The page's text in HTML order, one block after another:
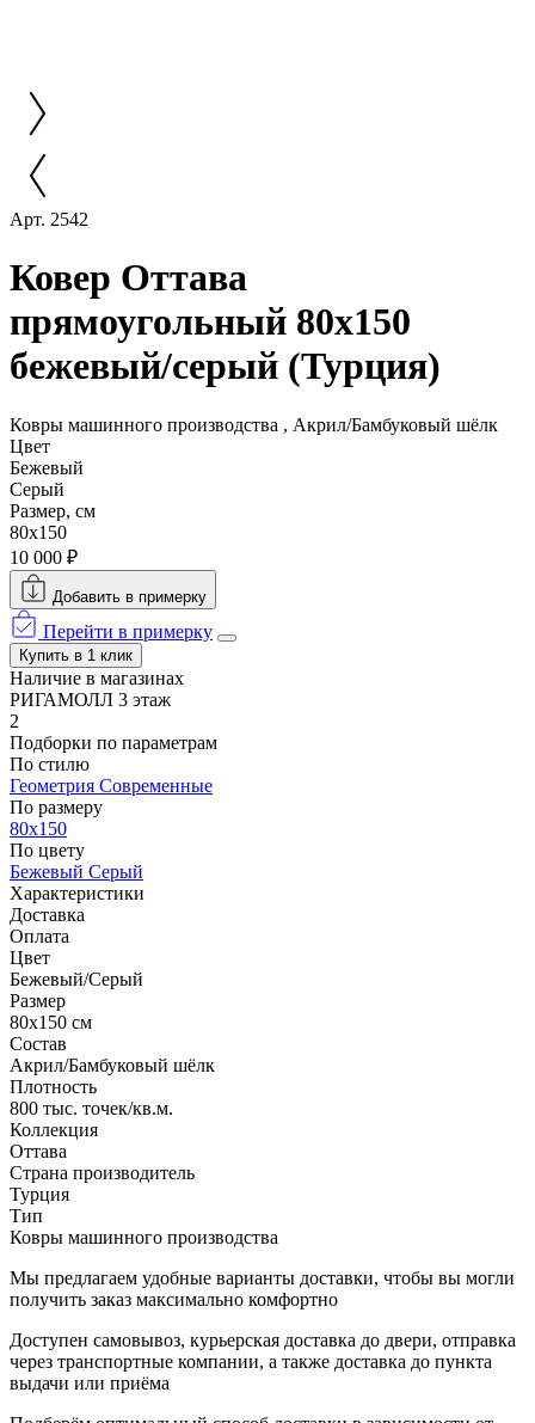
Арт. 2542
Ковер Оттава
прямоугольный 80x150
бежевый/серый (Турция)
Ковры машинного производства , Акрил/Бамбуковый шёлк
Цвет
Бежевый
Серый
Размер, см
80x150
10 000 ₽
Добавить в примерку
Перейти в примерку
Купить в 1 клик
Наличие в магазинах
РИГАМОЛЛ 3 этаж
2
Подборки по параметрам
По стилю
Геометрия Современные
По размеру
80x150
По цвету
Бежевый Серый
Характеристики
Доставка
Оплата
Цвет
Бежевый/Серый
Размер
80x150 см
Состав
Акрил/Бамбуковый шёлк
Плотность
800 тыс. точек/кв.м.
Коллекция
Оттава
Страна производитель
Турция
Тип
Ковры машинного производства
Мы предлагаем удобные варианты доставки, чтобы вы могли
получить заказ максимально комфортно
Доступен самовывоз, курьерская доставка до двери, отправка
через транспортные компании, а также доставка до пункта
выдачи или приёма